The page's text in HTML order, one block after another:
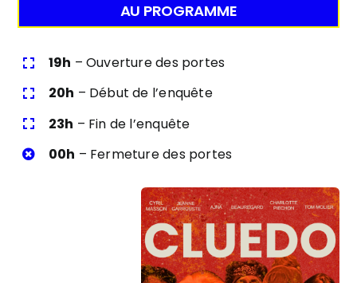
AU PROGRAMME
19h – Ouverture des portes
20h – Début de l’enquête
23h – Fin de l’enquête
00h – Fermeture des portes